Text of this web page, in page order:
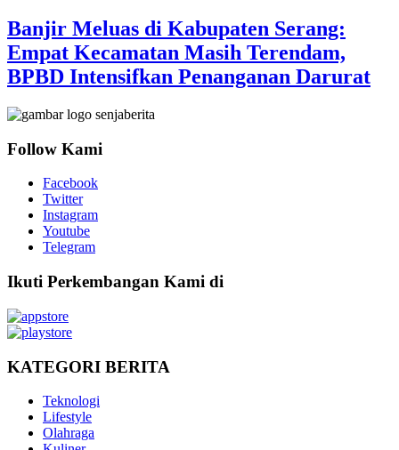
Banjir Meluas di Kabupaten Serang:
Empat Kecamatan Masih Terendam,
BPBD Intensifkan Penanganan Darurat
Follow Kami
Facebook
Twitter
Instagram
Youtube
Telegram
Ikuti Perkembangan Kami di
KATEGORI BERITA
Teknologi
Lifestyle
Olahraga